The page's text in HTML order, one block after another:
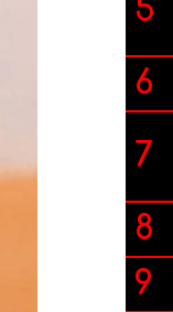
5
6
7
8
9